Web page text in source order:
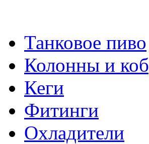
Танковое пиво
Колонны и
Кеги
Фитинги
Охладители